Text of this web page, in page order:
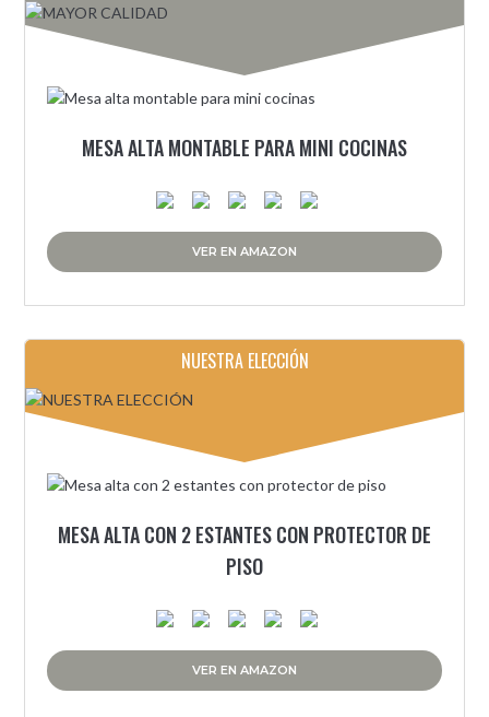
MESA ALTA MONTABLE PARA MINI COCINAS
VER EN AMAZON
NUESTRA ELECCIÓN
MESA ALTA CON 2 ESTANTES CON PROTECTOR DE
PISO
VER EN AMAZON